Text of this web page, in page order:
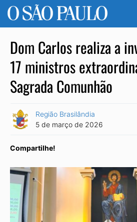
Dom Carlos realiza a
17 ministros
Sagrada Comunhão
Região Brasilândia
5 de março de 2026
Compartilhe!